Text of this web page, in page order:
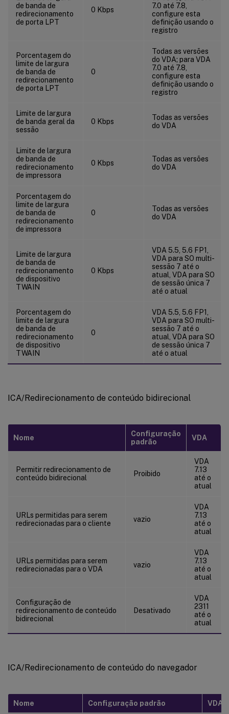
de banda de
redirecionamento
de porta LPT
0 Kbps
7.0 até 7.8,
configure esta
definição usando o
registro
Porcentagem do
limite de largura
de banda de
redirecionamento
de porta LPT
0
Todas as versões
do VDA; para VDA
7.0 até 7.8,
configure esta
definição usando o
registro
Limite de largura
de banda geral da
sessão
0 Kbps
Todas as versões
do VDA
Limite de largura
de banda de
redirecionamento
de impressora
0 Kbps
Todas as versões
do VDA
Porcentagem do
limite de largura
de banda de
redirecionamento
de impressora
0
Todas as versões
do VDA
Limite de largura
de banda de
redirecionamento
de dispositivo
TWAIN
0 Kbps
VDA 5.5, 5.6 FP1,
VDA para SO multi-
sessão 7 até o
atual, VDA para SO
de sessão única 7
até o atual
Porcentagem do
limite de largura
de banda de
redirecionamento
de dispositivo
TWAIN
0
VDA 5.5, 5.6 FP1,
VDA para SO multi-
sessão 7 até o
atual, VDA para SO
de sessão única 7
até o atual
ICA/Redirecionamento de conteúdo bidirecional
Nome
Configuração
padrão
VDA
Permitir redirecionamento de
conteúdo bidirecional
Proibido
VDA
7.13
até o
atual
URLs permitidas para serem
redirecionadas para o cliente
vazio
VDA
7.13
até o
atual
URLs permitidas para serem
redirecionadas para o VDA
vazio
VDA
7.13
até o
atual
Configuração de
redirecionamento de conteúdo
bidirecional
Desativado
VDA
2311
até o
atual
ICA/Redirecionamento de conteúdo do navegador
Nome Configuração padrão VDA